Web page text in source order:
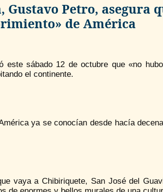
Gustavo Petro, asegura
de América
este sábado 12 de octubre que «no
el continente.
ya se conocían desde hacía
vaya a Chibiriquete, San José del